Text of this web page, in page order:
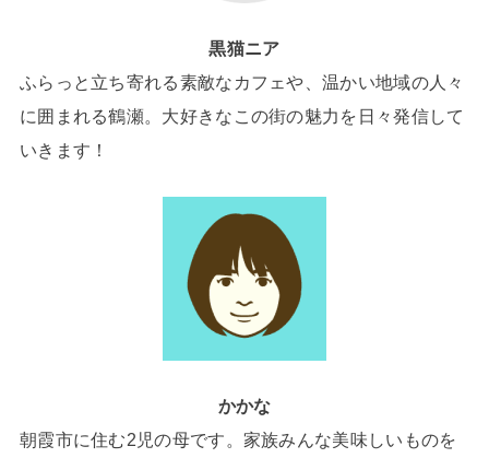
黒猫ニア
ふらっと立ち寄れる素敵なカフェや、温かい地域の人々
に囲まれる鶴瀬。大好きなこの街の魅力を日々発信して
いきます！
かかな
朝霞市に住む2児の母です。家族みんな美味しいものを